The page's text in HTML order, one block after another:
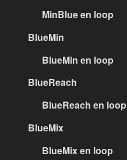
MinBlue en loop
BlueMin
BlueMin en loop
BlueReach
BlueReach en loop
BlueMix
BlueMix en loop